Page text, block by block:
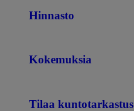
Hinnasto
Kokemuksia
Tilaa kuntotarkastus